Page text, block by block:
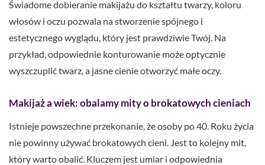
Świadome dobieranie makijażu do kształtu twarzy, koloru
włosów i oczu pozwala na stworzenie spójnego i
estetycznego wyglądu, który jest prawdziwie Twój. Na
przykład, odpowiednie konturowanie może optycznie
wyszczuplić twarz, a jasne cienie otworzyć małe oczy.
Makijaż a wiek: obalamy mity o brokatowych cieniach
Istnieje powszechne przekonanie, że osoby po 40. Roku życia
nie powinny używać brokatowych cieni. Jest to kolejny mit,
który warto obalić. Kluczem jest umiar i odpowiednia